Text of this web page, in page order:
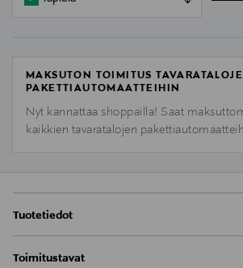
MAKSUTON TOIMITUS
PAKETTIAUTOMAATTEIHIN
Nyt kannattaa shoppailla! Saat
kaikkien tavaratalojen
Tuotetiedot
hiustyypeille. Sopii usein hiuksiaan
Toimitustavat